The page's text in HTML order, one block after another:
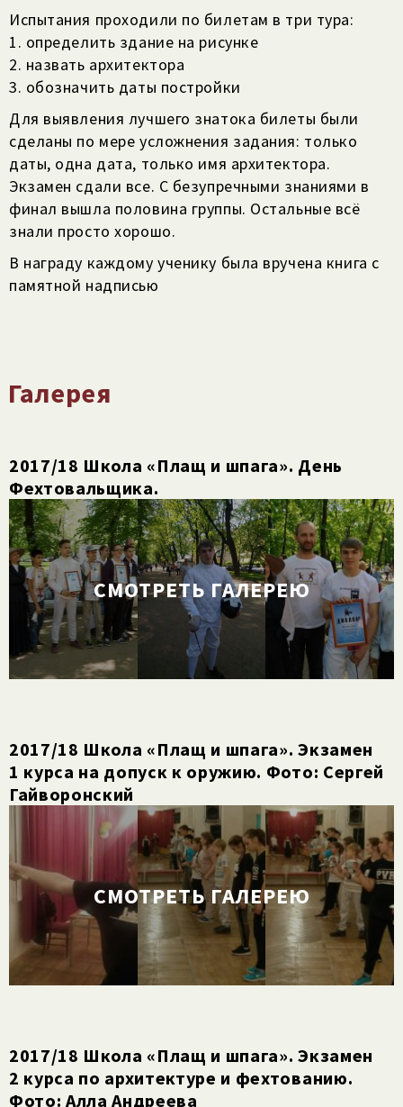
Испытания проходили по билетам в три тура:
1. определить здание на рисунке
2. назвать архитектора
3. обозначить даты постройки
Для выявления лучшего знатока билеты были
сделаны по мере усложнения задания: только
даты, одна дата, только имя архитектора.
Экзамен сдали все. С безупречными знаниями в
финал вышла половина группы. Остальные всё
знали просто хорошо.
В награду каждому ученику была вручена книга с
памятной надписью
Галерея
2017/​18 Школа «Плащ и шпага». День
Фехтовальщика.
СМОТРЕТЬ ГАЛЕРЕЮ
2017/​18 Школа «Плащ и шпага». Экзамен
1 курса на допуск к оружию. Фото: Сергей
Гайворонский
СМОТРЕТЬ ГАЛЕРЕЮ
2017/​18 Школа «Плащ и шпага». Экзамен
2 курса по архитектуре и фехтованию.
Фото: Алла Андреева